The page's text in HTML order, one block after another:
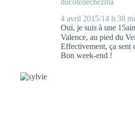
ducotedechezma
4 avril 2015/14 h 38
Oui, je suis à une
Valence, au pied du
Effectivement, ça
Bon week-end !